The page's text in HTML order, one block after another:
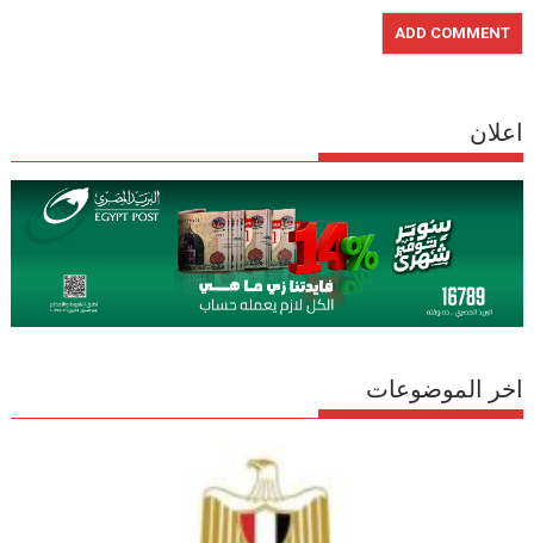
اعلان
اخر الموضوعات